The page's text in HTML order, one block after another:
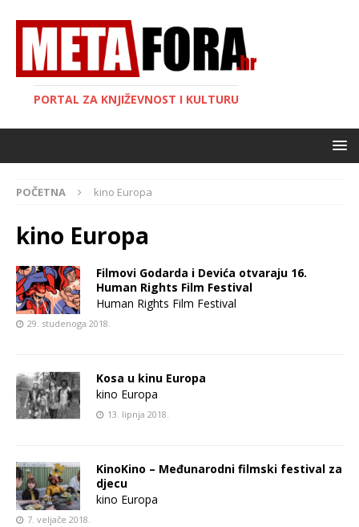
PORTAL ZA KNJIŽEVNOST I KULTURU
POČETNA kino Europa
kino Europa
Filmovi Godarda i Devića otvaraju 16.
Human Rights Film Festival
Human Rights Film Festival
29. studenoga 2018.
Kosa u kinu Europa
kino Europa
13. lipnja 2018.
KinoKino – Međunarodni filmski festival za
djecu
kino Europa
7. veljače 2018.